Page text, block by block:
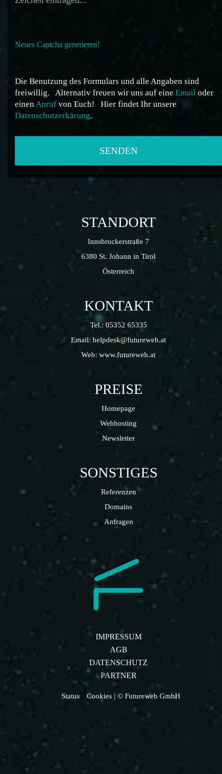
Neues Captcha generieren!
Die Benutzung des Formulars und alle Angaben sind
freiwillig.
Alternativ freuen wir uns auf eine Email oder
einenAnruf von Euch!
Hier findet Ihr unsere
Datenschutzerkärung.
STANDORT
Innsbruckerstraße 7
6380 St. Johann in Tirol
Österreich
KONTAKT
Tel.: 05352 65335
Email: helpdesk@futureweb.at
Web: www.futureweb.at
PREISE
Homepage
Webhosting
Newsletter
SONSTIGES
Referenzen
Domains
Anfragen
IMPRESSUM
AGB
DATENSCHUTZ
PARTNER
Status Cookies | © Futureweb GmbH